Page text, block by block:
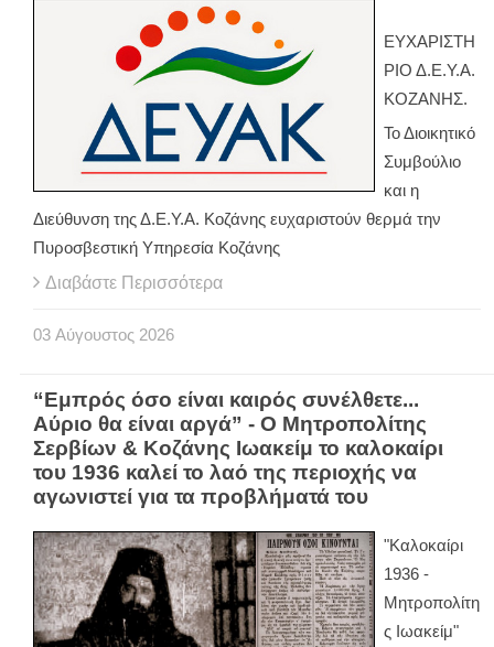
ΕΥΧΑΡΙΣΤΗ
ΡΙΟ Δ.Ε.Υ.Α.
ΚΟΖΑΝΗΣ.
Το Διοικητικό
Συμβούλιο
και η
Διεύθυνση της Δ.Ε.Υ.Α. Κοζάνης ευχαριστούν θερμά την
Πυροσβεστική Υπηρεσία Κοζάνης
Διαβάστε Περισσότερα
03 Αύγουστος 2026
“Εμπρός όσο είναι καιρός συνέλθετε...
Αύριο θα είναι αργά” - Ο Μητροπολίτης
Σερβίων & Κοζάνης Ιωακείμ το καλοκαίρι
του 1936 καλεί το λαό της περιοχής να
αγωνιστεί για τα προβλήματά του
"Καλοκαίρι
1936 -
Μητροπολίτη
ς Ιωακείμ"